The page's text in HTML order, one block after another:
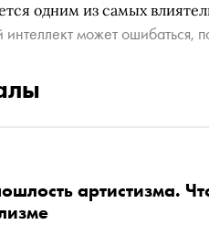
одним из самых
может ошибаться,
артистизма.